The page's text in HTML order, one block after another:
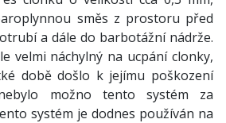
směs z prostoru před
a dále do barbotážní nádrže.
velmi náchylný na ucpání clonky,
době došlo k jejímu poškození
možno tento systém za
systém je dodnes používán na